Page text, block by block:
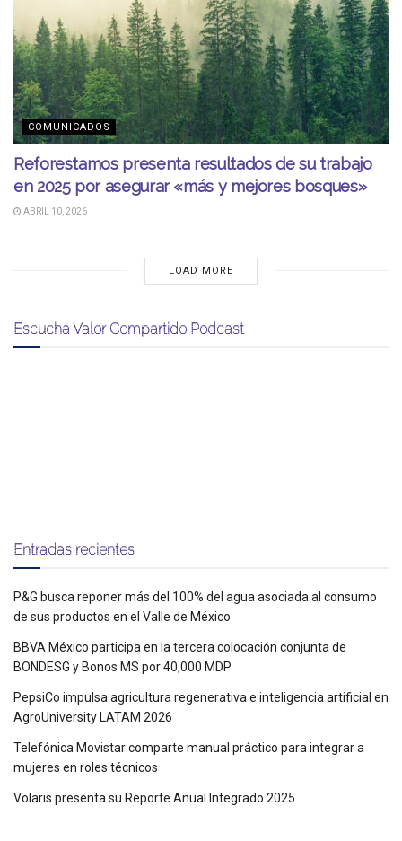
COMUNICADOS
Reforestamos presenta resultados de su trabajo
en 2025 por asegurar «más y mejores bosques»
ABRIL 10, 2026
LOAD MORE
Escucha Valor Compartido Podcast
Entradas recientes
P&G busca reponer más del 100% del agua asociada al consumo
de sus productos en el Valle de México
BBVA México participa en la tercera colocación conjunta de
BONDESG y Bonos MS por 40,000 MDP
PepsiCo impulsa agricultura regenerativa e inteligencia artificial en
AgroUniversity LATAM 2026
Telefónica Movistar comparte manual práctico para integrar a
mujeres en roles técnicos
Volaris presenta su Reporte Anual Integrado 2025